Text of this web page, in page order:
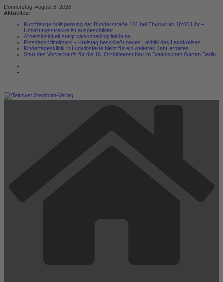
Zum
Inhalt
Donnerstag, August 6, 2026
Aktuelles:
Kurzfristige Vollsperrung der Bundesstraße 101 bei Thyrow ab 18:00 Uhr –
Umleitungsstrecke ist ausgeschildert
Arbeitslosigkeit steigt saisonbedingt leicht an
Potsdam-Mittelmark – Kreistag beschließt neues Leitbild des Landkreises
Kindertagesklinik in Ludwigsfelde bleibt für ein weiteres Jahr erhalten
Start des Vorverkaufs für die 16. Orchideenschau im Botanischen Garten Berlin